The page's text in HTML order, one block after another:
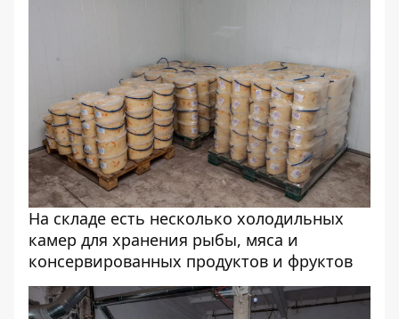
На складе есть несколько холодильных
камер для хранения рыбы, мяса и
консервированных продуктов и фруктов